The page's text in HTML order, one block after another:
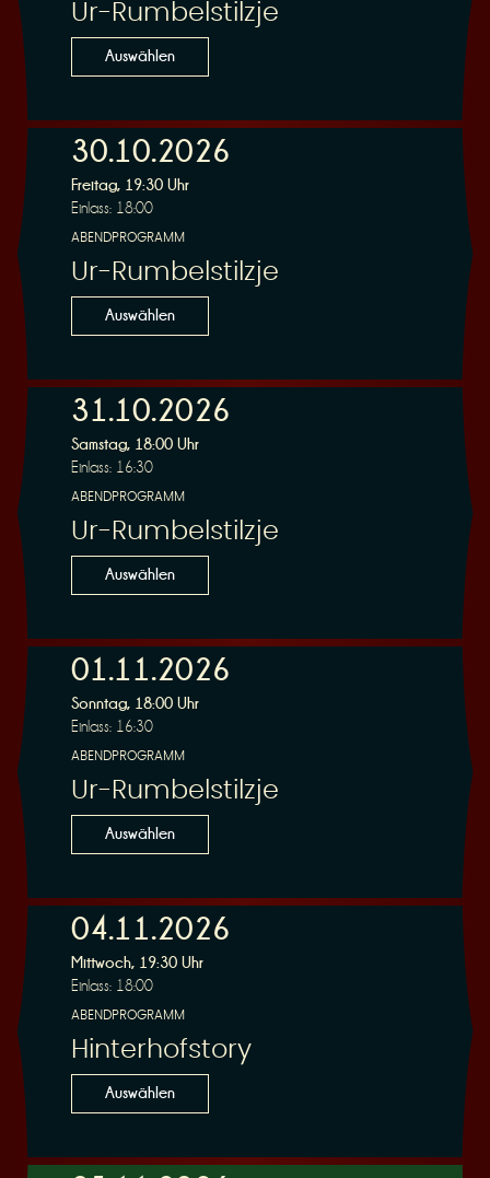
Ur-Rumbelstilzje
Auswählen
30.10.2026
Freitag, 19:30 Uhr
Einlass: 18:00
ABENDPROGRAMM
Ur-Rumbelstilzje
Auswählen
31.10.2026
Samstag, 18:00 Uhr
Einlass: 16:30
ABENDPROGRAMM
Ur-Rumbelstilzje
Auswählen
01.11.2026
Sonntag, 18:00 Uhr
Einlass: 16:30
ABENDPROGRAMM
Ur-Rumbelstilzje
Auswählen
04.11.2026
Mittwoch, 19:30 Uhr
Einlass: 18:00
ABENDPROGRAMM
Hinterhofstory
Auswählen